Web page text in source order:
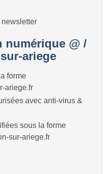
numérique @ /
ariege
forme
ariege.fr
avec anti-virus &
sous la forme
sur-ariege.fr